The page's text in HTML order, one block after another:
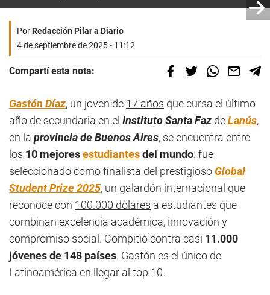
PorRedacción Pilar a Diario
4 de septiembre de 2025 - 11:12
Compartí esta nota:
Gastón Díaz, un joven de 17 años que cursa el último
año de secundaria en el Instituto Santa Faz deLanús,
en la provincia de Buenos Aires, se encuentra entre
los 10 mejoresestudiantesdel mundo: fue
seleccionado como finalista del prestigioso Global
Student Prize 2025, un galardón internacional que
reconoce con 100.000 dólares a estudiantes que
combinan excelencia académica, innovación y
compromiso social. Compitió contra casi 11.000
jóvenes de 148 países. Gastón es el único de
Latinoamérica en llegar al top 10.